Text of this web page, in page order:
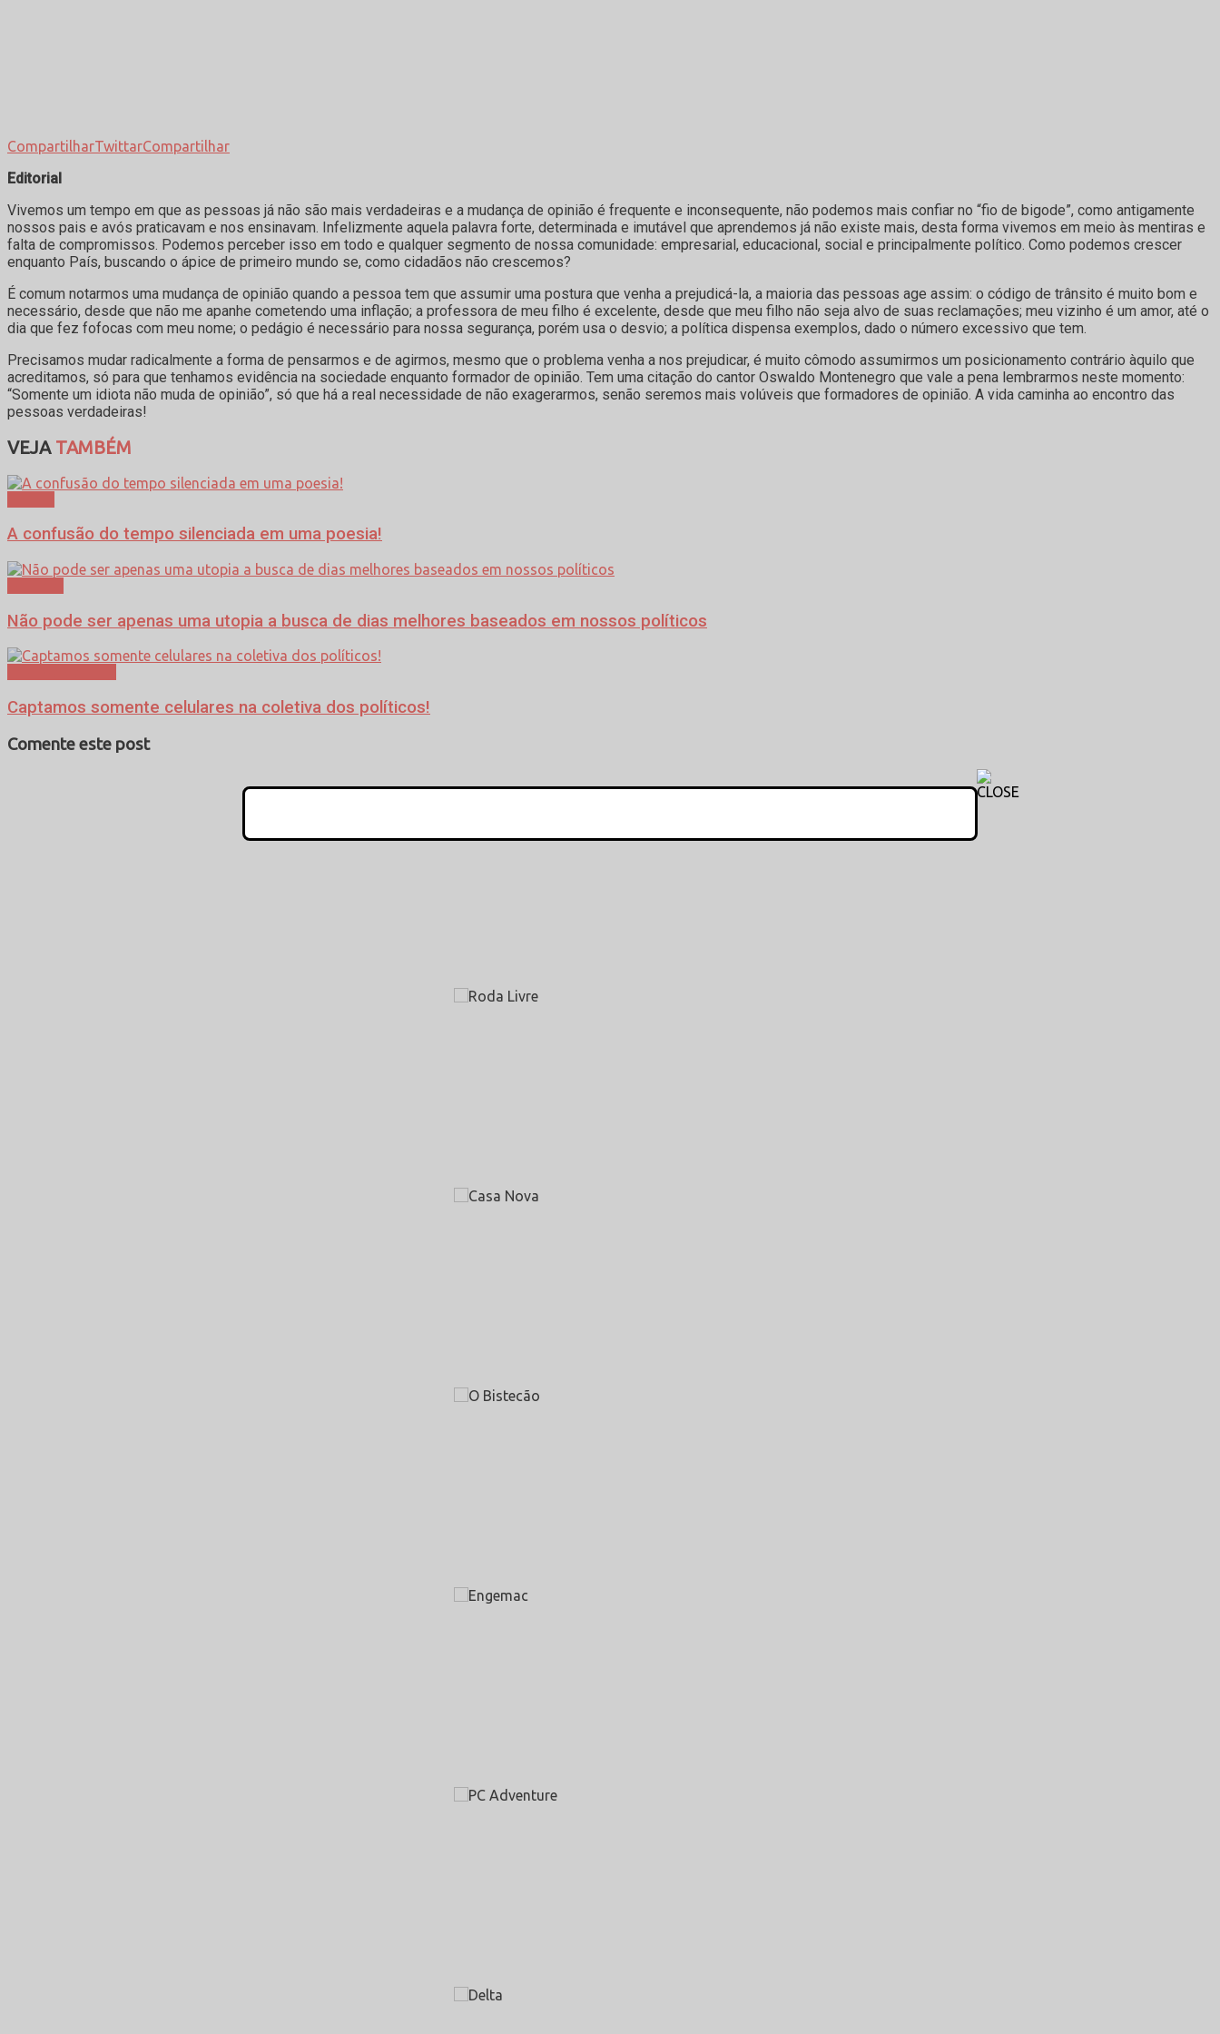
CompartilharTwittarCompartilhar
Editorial
Vivemos um tempo em que as pessoas já não são mais verdadeiras e a mudança de opinião é frequente e inconsequente, não podemos mais confiar no “fio de bigode”, como antigamente
nossos pais e avós praticavam e nos ensinavam. Infelizmente aquela palavra forte, determinada e imutável que aprendemos já não existe mais, desta forma vivemos em meio às mentiras e
falta de compromissos. Podemos perceber isso em todo e qualquer segmento de nossa comunidade: empresarial, educacional, social e principalmente político. Como podemos crescer
enquanto País, buscando o ápice de primeiro mundo se, como cidadãos não crescemos?
É comum notarmos uma mudança de opinião quando a pessoa tem que assumir uma postura que venha a prejudicá-la, a maioria das pessoas age assim: o código de trânsito é muito bom e
necessário, desde que não me apanhe cometendo uma inflação; a professora de meu filho é excelente, desde que meu filho não seja alvo de suas reclamações; meu vizinho é um amor, até o
dia que fez fofocas com meu nome; o pedágio é necessário para nossa segurança, porém usa o desvio; a política dispensa exemplos, dado o número excessivo que tem.
Precisamos mudar radicalmente a forma de pensarmos e de agirmos, mesmo que o problema venha a nos prejudicar, é muito cômodo assumirmos um posicionamento contrário àquilo que
acreditamos, só para que tenhamos evidência na sociedade enquanto formador de opinião. Tem uma citação do cantor Oswaldo Montenegro que vale a pena lembrarmos neste momento:
“Somente um idiota não muda de opinião”, só que há a real necessidade de não exagerarmos, senão seremos mais volúveis que formadores de opinião. A vida caminha ao encontro das
pessoas verdadeiras!
VEJATAMBÉM
A confusão do tempo silenciada em uma poesia!
Não pode ser apenas uma utopia a busca de dias melhores baseados em nossos políticos
Captamos somente celulares na coletiva dos políticos!
Comente este post